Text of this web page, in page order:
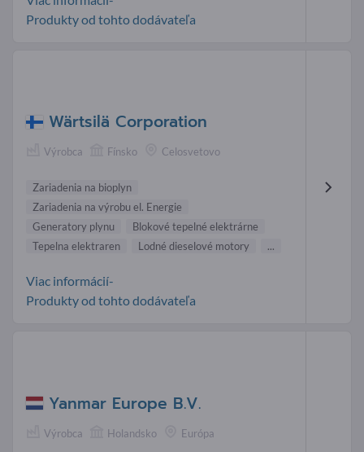
Produkty od tohto dodávateľa
Wärtsilä Corporation
Výrobca Fínsko Celosvetovo
Zariadenia na bioplyn
Zariadenia na výrobu el. Energie
Generatory plynu
Blokové tepelné elektrárne
Tepelna elektraren
Lodné dieselové motory ...
Viac informácií-
Produkty od tohto dodávateľa
Yanmar Europe B.V.
Výrobca Holandsko Európa